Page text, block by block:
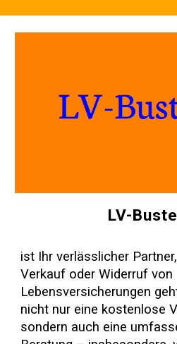
LV-
ist Ihr verlässlicher
Verkauf oder Widerruf von
Lebensversicherungen
nicht nur eine kostenlose
sondern auch eine